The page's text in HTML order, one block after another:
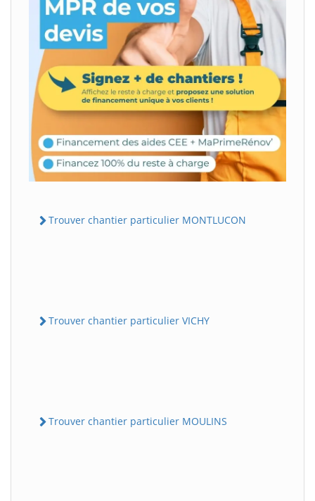
Trouver chantier particulier MONTLUCON
Trouver chantier particulier VICHY
Trouver chantier particulier MOULINS